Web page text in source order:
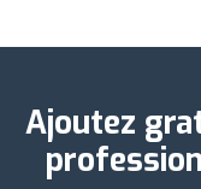
Ajoutez